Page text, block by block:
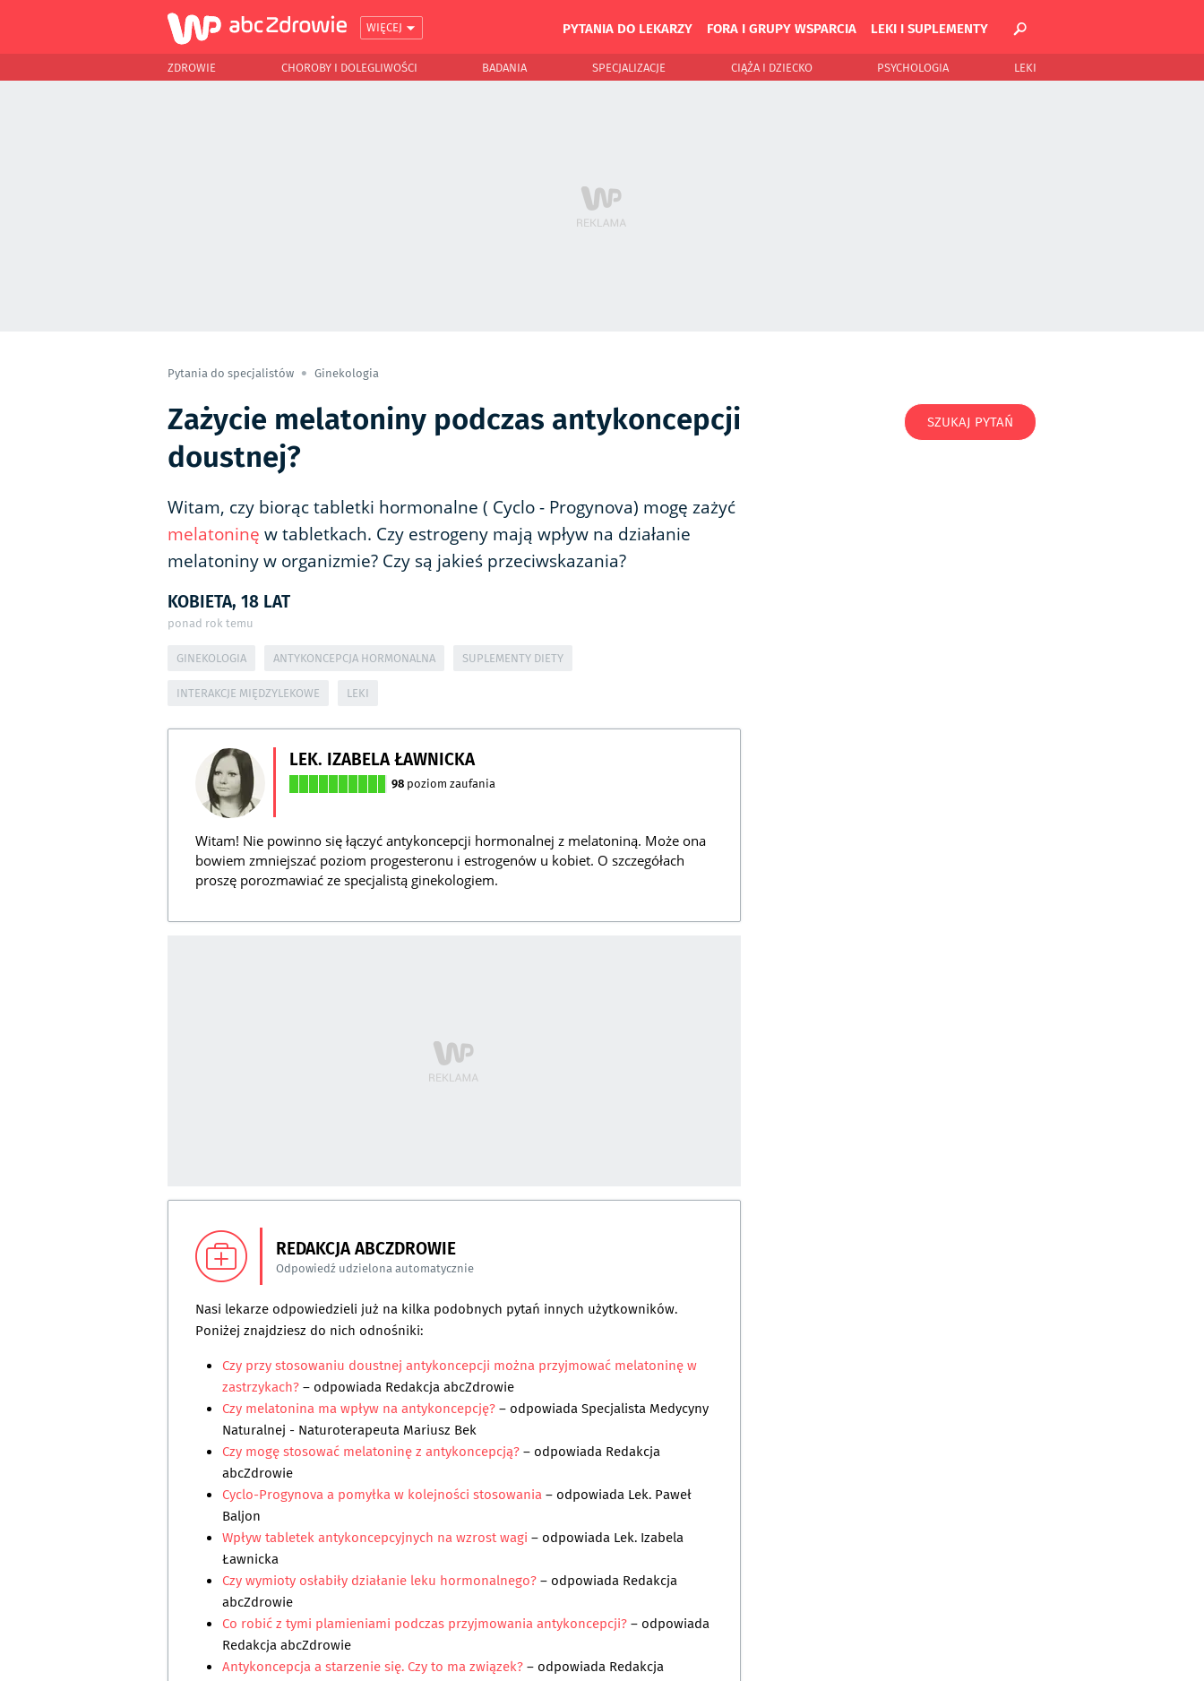
WIĘCEJ PYTANIA DO LEKARZY FORA I GRUPY WSPARCIA LEKI I SUPLEMENTY
ZDROWIE CHOROBY I DOLEGLIWOŚCI BADANIA SPECJALIZACJE CIĄŻA I DZIECKO PSYCHOLOGIA LEKI
Pytania do specjalistów Ginekologia
Zażycie melatoniny podczas antykoncepcji
doustnej?
Witam, czy biorąc tabletki hormonalne ( Cyclo - Progynova) mogę zażyć
melatoninę w tabletkach. Czy estrogeny mają wpływ na działanie
melatoniny w organizmie? Czy są jakieś przeciwskazania?
KOBIETA, 18 LAT
ponad rok temu
GINEKOLOGIA ANTYKONCEPCJA HORMONALNA SUPLEMENTY DIETY
INTERAKCJE MIĘDZYLEKOWE LEKI
LEK. IZABELA ŁAWNICKA
98 poziom zaufania
Witam! Nie powinno się łączyć antykoncepcji hormonalnej z melatoniną. Może ona
bowiem zmniejszać poziom progesteronu i estrogenów u kobiet. O szczegółach
proszę porozmawiać ze specjalistą ginekologiem.
REDAKCJA ABCZDROWIE
Odpowiedź udzielona automatycznie
Nasi lekarze odpowiedzieli już na kilka podobnych pytań innych użytkowników.
Poniżej znajdziesz do nich odnośniki:
Czy przy stosowaniu doustnej antykoncepcji można przyjmować melatoninę w
zastrzykach?– odpowiada Redakcja abcZdrowie
Czy melatonina ma wpływ na antykoncepcję?– odpowiadaSpecjalista Medycyny
Naturalnej - Naturoterapeuta Mariusz Bek
Czy mogę stosować melatoninę z antykoncepcją?– odpowiada Redakcja
abcZdrowie
Cyclo-Progynova a pomyłka w kolejności stosowania– odpowiada Lek. Paweł
Baljon
Wpływ tabletek antykoncepcyjnych na wzrost wagi – odpowiada Lek. Izabela
Ławnicka
Czy wymioty osłabiły działanie leku hormonalnego?– odpowiada Redakcja
abcZdrowie
Co robić z tymi plamieniami podczas przyjmowania antykoncepcji?– odpowiada
Redakcja abcZdrowie
Antykoncepcja a starzenie się. Czy to ma związek?– odpowiada Redakcja
SZUKAJ PYTAŃ